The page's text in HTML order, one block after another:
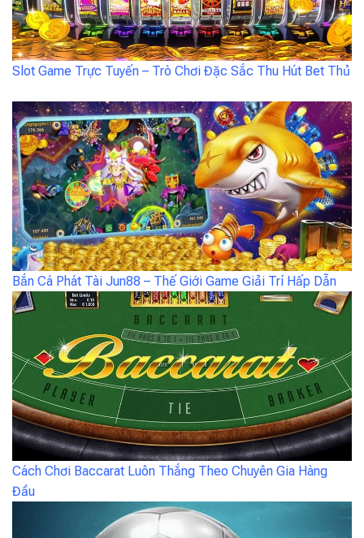
Slot Game Trực Tuyến – Trò Chơi Đặc Sắc Thu Hút Bet Thủ
Bắn Cá Phát Tài Jun88 – Thế Giới Game Giải Trí Hấp Dẫn
Cách Chơi Baccarat Luôn Thắng Theo Chuyên Gia Hàng
Đầu